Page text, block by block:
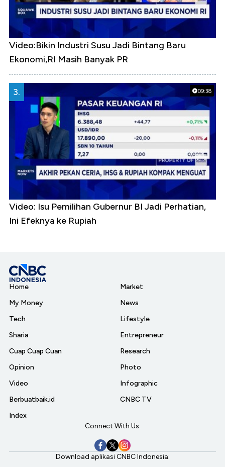
Video:Bikin Industri Susu Jadi Bintang Baru
Ekonomi,RI Masih Banyak PR
09:38
3.
Video: Isu Pemilihan Gubernur BI Jadi Perhatian,
Ini Efeknya ke Rupiah
Home
My Money
Tech
Sharia
Cuap Cuap Cuan
Opinion
Video
Berbuatbaik.id
Index
Market
News
Lifestyle
Entrepreneur
Research
Photo
Infographic
CNBC TV
Connect With Us:
Download aplikasi CNBC Indonesia: